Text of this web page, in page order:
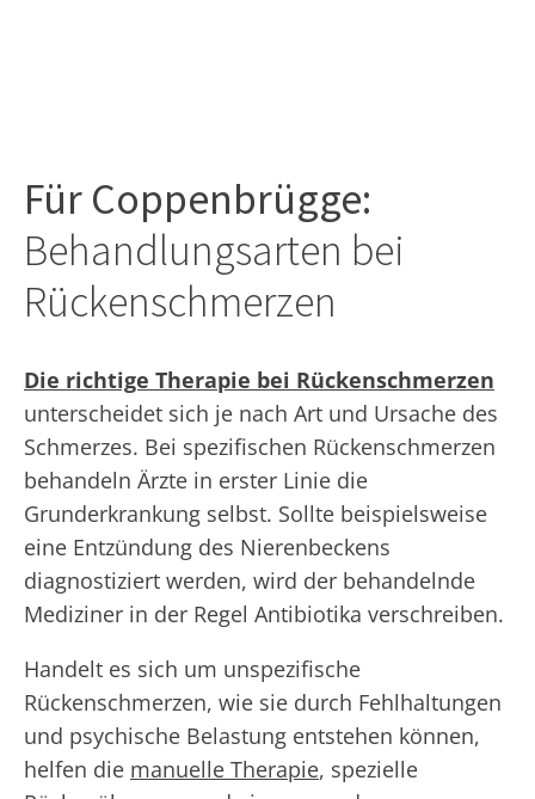
Für Coppenbrügge:
Behandlungsarten bei
Rückenschmerzen
Die richtige Therapie bei Rückenschmerzen
unterscheidet sich je nach Art und Ursache des
Schmerzes. Bei spezifischen Rückenschmerzen
behandeln Ärzte in erster Linie die
Grunderkrankung selbst. Sollte beispielsweise
eine Entzündung des Nierenbeckens
diagnostiziert werden, wird der behandelnde
Mediziner in der Regel Antibiotika verschreiben.
Handelt es sich um unspezifische
Rückenschmerzen, wie sie durch Fehlhaltungen
und psychische Belastung entstehen können,
helfen die manuelle Therapie, spezielle